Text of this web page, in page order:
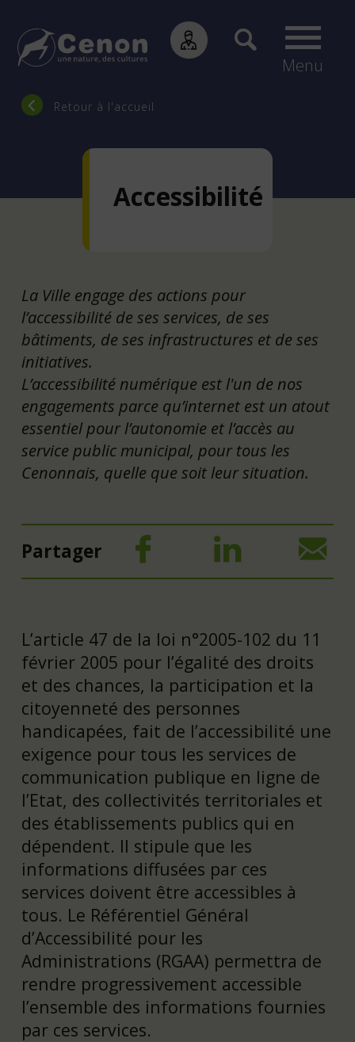
Menu
Fil
Retour à l'accueil
Accessibilité
La Ville engage des actions pour
l’accessibilité de ses services, de ses
bâtiments, de ses infrastructures et de ses
initiatives.
L’accessibilité numérique est l'un de nos
engagements parce qu’internet est un atout
essentiel pour l’autonomie et l’accès au
service public municipal, pour tous les
Cenonnais, quelle que soit leur situation.
Partager
L’article 47 de la loi n°2005-102 du 11
février 2005 pour l’égalité des droits
et des chances, la participation et la
citoyenneté des personnes
handicapées, fait de l’accessibilité une
exigence pour tous les services de
communication publique en ligne de
l’Etat, des collectivités territoriales et
des établissements publics qui en
dépendent. Il stipule que les
informations diffusées par ces
services doivent être accessibles à
tous. Le Référentiel Général
d’Accessibilité pour les
Administrations (RGAA) permettra de
rendre progressivement accessible
l’ensemble des informations fournies
par ces services.